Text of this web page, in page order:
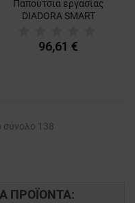
Παπούτσια εργασίας
DIADORA SMART
ESD
96,61 €
σύνολο 138
ΠΡΟΪΌΝΤΑ: